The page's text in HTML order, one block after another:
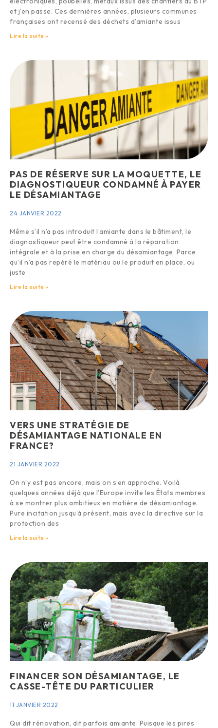
et j’en passe. Ces dernières années, plusieurs communes
françaises ont recensé des déchets d’amiante issus
Lire la suite »
PAS DE RÉSERVE SUR LA MOQUETTE, LE
DIAGNOSTIQUEUR CONDAMNÉ À PAYER
LE DÉSAMIANTAGE
24 JANVIER 2022
Même s’il n’a pas introduit l’amiante dans le bâtiment, le
diagnostiqueur peut être condamné à la réparation
intégrale et à la prise en charge du désamiantage. Parce
qu’il n’a pas repéré le matériau ou le produit en place, ou
juste
Lire la suite »
VERS UNE STRATÉGIE DE
DÉSAMIANTAGE NATIONALE EN
FRANCE?
21 JANVIER 2022
On n’y est pas encore, mais on s’en approche. Voilà
quelques années déjà que l’Europe invite les États membres
à se montrer plus ambitieux en matière de désamiantage.
Pure incitation jusqu’à présent, mais avec la directive sur la
protection des
Lire la suite »
FINANCER SON DÉSAMIANTAGE, LE
CASSE-TÊTE DU PARTICULIER
11 JANVIER 2022
Qui dit rénovation, dit parfois amiante. Puisque les pires